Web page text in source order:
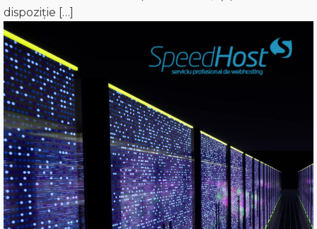
dispoziție […]